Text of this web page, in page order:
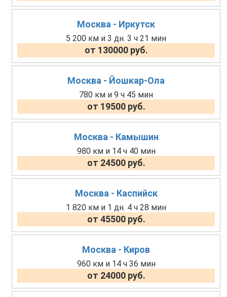
Москва - Иркутск
5 200 км и 3 дн. 3 ч 21 мин
от 130000 руб.
Москва - Йошкар-Ола
780 км и 9 ч 45 мин
от 19500 руб.
Москва - Камышин
980 км и 14 ч 40 мин
от 24500 руб.
Москва - Каспийск
1 820 км и 1 дн. 4 ч 28 мин
от 45500 руб.
Москва - Киров
960 км и 14 ч 36 мин
от 24000 руб.